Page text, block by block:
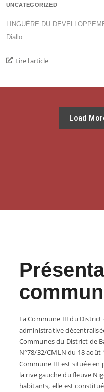
UNCATEGORIZED
LINGUÈRE DU
Diallo
Lire l'article
Load
La Commune III du
administrative
Communes du District de
N°78/32/CMLN du 18
Commune III est située
la rive gauche du fleuve
habitants, elle est